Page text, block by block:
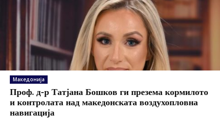
Македонија
Проф. д-р Татјана Бошков ги презема кормилото
и контролата над македонската воздухопловна
навигација